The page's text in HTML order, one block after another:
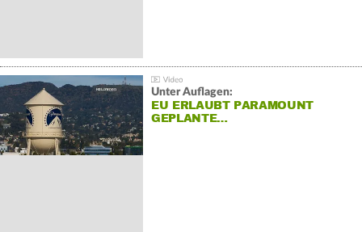
Unter Auflagen:
EU ERLAUBT PARAMOUNT
GEPLANTE…